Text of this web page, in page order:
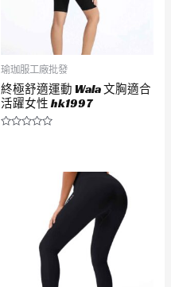
瑜珈服工廠批發
終極舒適運動 Wala 文胸適合
活躍女性 hk1997